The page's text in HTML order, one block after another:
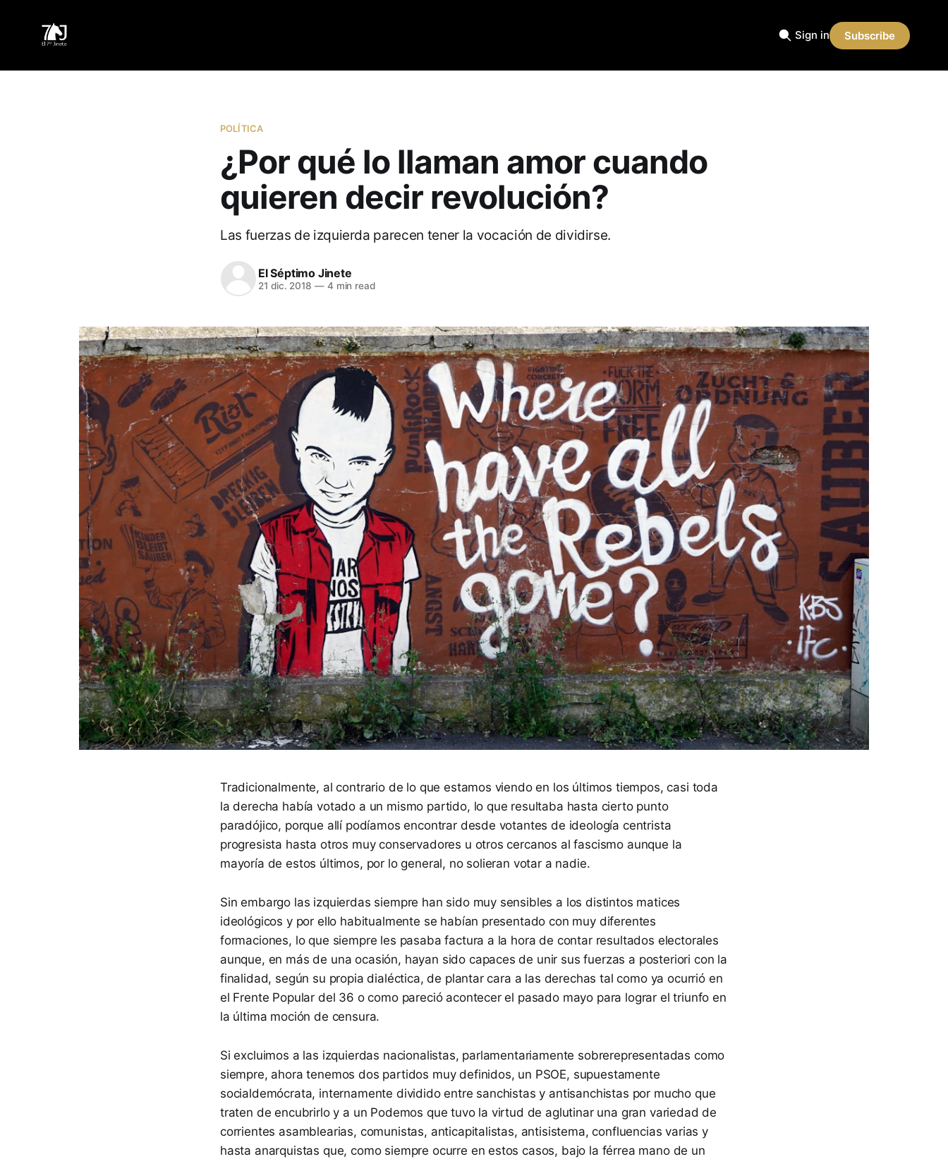
Sign in Subscribe
POLÍTICA
¿Por qué lo llaman amor cuando
quieren decir revolución?
Las fuerzas de izquierda parecen tener la vocación de dividirse.
El Séptimo Jinete
21 dic. 2018 —4 min read
Tradicionalmente, al contrario de lo que estamos viendo en los últimos tiempos, casi toda
la derecha había votado a un mismo partido, lo que resultaba hasta cierto punto
paradójico, porque allí podíamos encontrar desde votantes de ideología centrista
progresista hasta otros muy conservadores u otros cercanos al fascismo aunque la
mayoría de estos últimos, por lo general, no solieran votar a nadie.
Sin embargo las izquierdas siempre han sido muy sensibles a los distintos matices
ideológicos y por ello habitualmente se habían presentado con muy diferentes
formaciones, lo que siempre les pasaba factura a la hora de contar resultados electorales
aunque, en más de una ocasión, hayan sido capaces de unir sus fuerzas a posteriori con la
finalidad, según su propia dialéctica, de plantar cara a las derechas tal como ya ocurrió en
el Frente Popular del 36 o como pareció acontecer el pasado mayo para lograr el triunfo en
la última moción de censura.
Si excluimos a las izquierdas nacionalistas, parlamentariamente sobrerepresentadas como
siempre, ahora tenemos dos partidos muy definidos, un PSOE, supuestamente
socialdemócrata, internamente dividido entre sanchistas y antisanchistas por mucho que
traten de encubrirlo y a un Podemos que tuvo la virtud de aglutinar una gran variedad de
corrientes asamblearias, comunistas, anticapitalistas, antisistema, confluencias varias y
hasta anarquistas que, como siempre ocurre en estos casos, bajo la férrea mano de un